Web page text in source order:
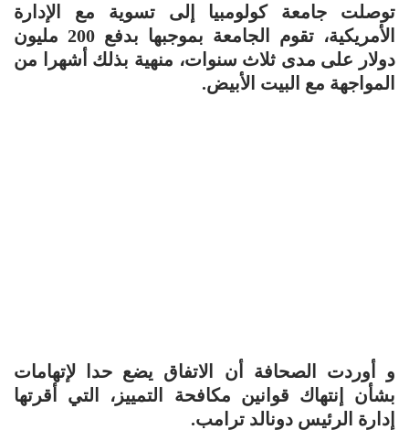
توصلت جامعة كولومبيا إلى تسوية مع الإدارة
الأمريكية، تقوم الجامعة بموجبها بدفع 200 مليون
دولار على مدى ثلاث سنوات، منهية بذلك أشهرا من
المواجهة مع البيت الأبيض.
و أوردت الصحافة أن الاتفاق يضع حدا لإتهامات
بشأن إنتهاك قوانين مكافحة التمييز، التي أقرتها
إدارة الرئيس دونالد ترامب.